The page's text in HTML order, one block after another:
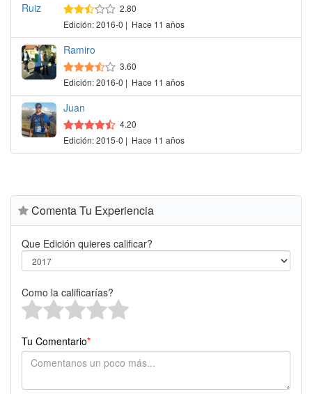
2.80
Edición: 2016-0 | Hace 11 años
Ramiro
3.60
Edición: 2016-0 | Hace 11 años
Juan
4.20
Edición: 2015-0 | Hace 11 años
Comenta Tu Experiencia
Que Edición quieres calificar?
Como la calificarías?
Tu Comentario*